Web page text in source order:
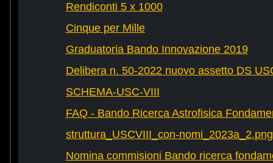
Rendiconti 5 x 1000
Cinque per Mille
Graduatoria Bando Innovazione 2019
Delibera n. 50-2022 nuovo assetto DS
SCHEMA-USC-VIII
FAQ - Bando Ricerca Astrofisica
struttura_USCVIII_con-nomi_2023a_2.png
Nomina commisioni Bando ricerca